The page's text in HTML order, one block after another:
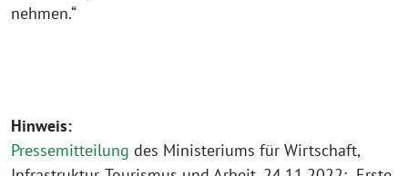
nehmen.“
Hinweis:
Pressemitteilung des Ministeriums für Wirtschaft,